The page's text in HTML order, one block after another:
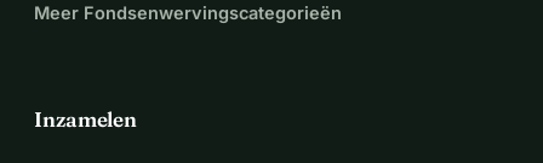
Meer Fondsenwervingscategorieën
Inzamelen